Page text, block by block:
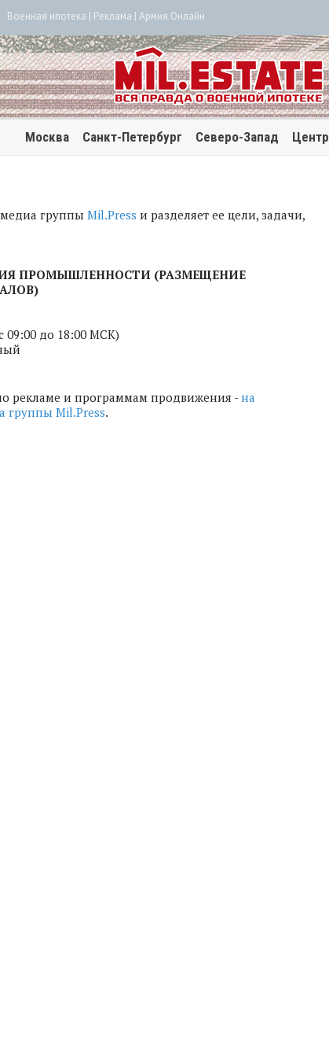
Военная ипотека | Реклама | Армия Онлайн
Москва Санкт-Петербург Северо-Запад Центр
медиа группы Mil.Press и разделяет ее цели, задачи,
ПРОМЫШЛЕННОСТИ (РАЗМЕЩЕНИЕ
09:00 до 18:00 МСК)
рекламе и программам продвижения -на
группы Mil.Press.